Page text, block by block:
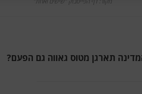
תארגן מטוס גאווה גם הפעם?